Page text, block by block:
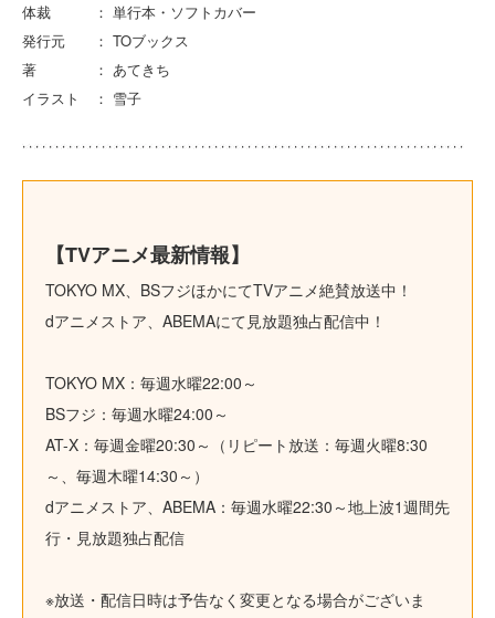
体裁 ： 単行本・ソフトカバー
発行元 ： TOブックス
著 ： あてきち
イラスト ： 雪子
【TVアニメ最新情報】
TOKYO MX、BSフジほかにてTVアニメ絶賛放送中！
dアニメストア、ABEMAにて見放題独占配信中！
TOKYO MX：毎週水曜22:00～
BSフジ：毎週水曜24:00～
AT-X：毎週金曜20:30～（リピート放送：毎週火曜8:30
～、毎週木曜14:30～）
dアニメストア、ABEMA：毎週水曜22:30～地上波1週間先
行・見放題独占配信
※放送・配信日時は予告なく変更となる場合がございま